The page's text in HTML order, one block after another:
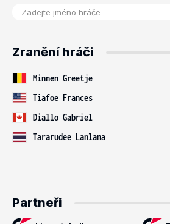
Zranění hráči
Minnen Greetje
Tiafoe Frances
Diallo Gabriel
Tararudee Lanlana
Partneři